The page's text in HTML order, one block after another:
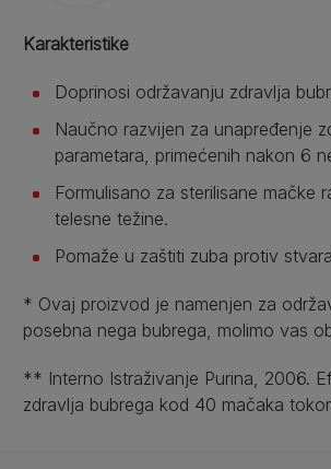
Karakteristike
Doprinosi održavanju zdravlja
Naučno razvijen za unapređenje
parametara, primećenih nakon 6
Formulisano za sterilisane mačke
telesne težine.
Pomaže u zaštiti zuba protiv
* Ovaj proizvod je namenjen za
posebna nega bubrega, molimo vas
** Interno Istraživanje Purina, 2006.
zdravlja bubrega kod 40 mačaka